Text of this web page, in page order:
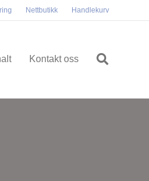
Nettbutikk Handlekurv
Kontakt oss